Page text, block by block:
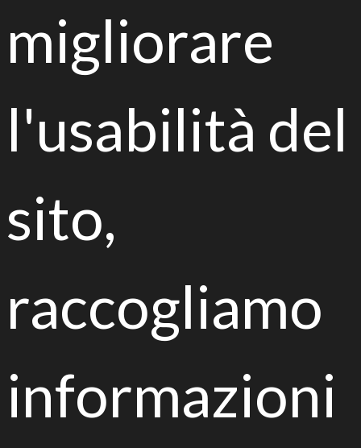
Life Biorest Ambassador award
identification of fungi into air,
water and food
migliorare
l'usabilità del
sito,
raccogliamo
informazioni